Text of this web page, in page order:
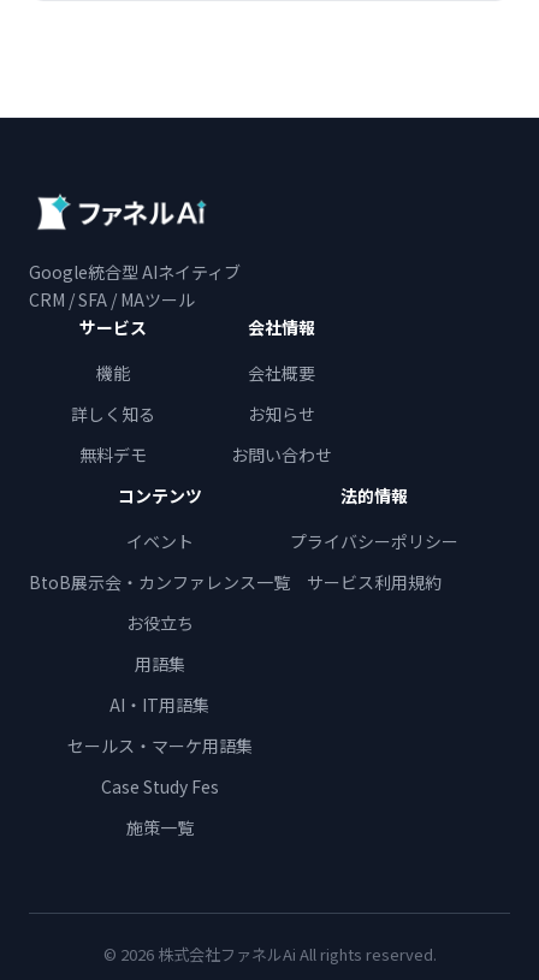
Google統合型 AIネイティブ
CRM / SFA / MAツール
サービス
機能
詳しく知る
無料デモ
会社情報
会社概要
お知らせ
お問い合わせ
コンテンツ
イベント
BtoB展示会・カンファレンス一覧
お役立ち
用語集
AI・IT用語集
セールス・マーケ用語集
Case Study Fes
施策一覧
法的情報
プライバシーポリシー
サービス利用規約
© 2026 株式会社ファネルAi All rights reserved.